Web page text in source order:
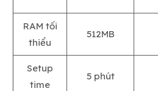
RAM tối
thiểu
512MB
Setup
time
5 phút